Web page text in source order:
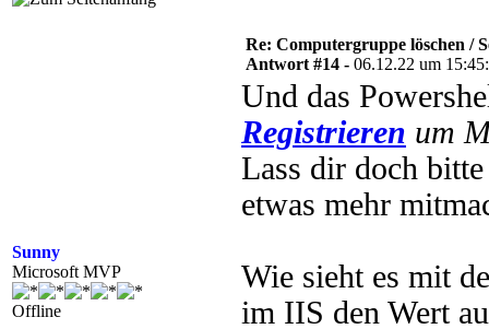
Sunny
Microsoft MVP
Offline
Re: Computergruppe löschen /
Antwort #14 - 06.12.22 um
Und das
Registrieren um
Lass dir doch
etwas mehr
Wie sieht es mit
im IIS den Wert